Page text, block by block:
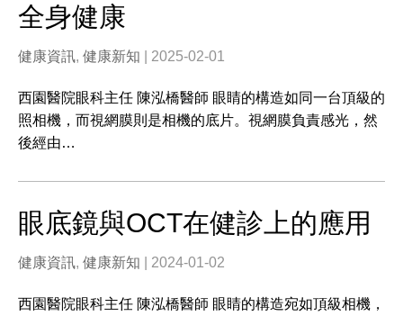
全身健康
健康資訊, 健康新知 | 2025-02-01
西園醫院眼科主任 陳泓橋醫師 眼睛的構造如同一台頂級的
照相機，而視網膜則是相機的底片。視網膜負責感光，然
後經由…
眼底鏡與OCT在健診上的應用
健康資訊, 健康新知 | 2024-01-02
西園醫院眼科主任 陳泓橋醫師 眼睛的構造宛如頂級相機，